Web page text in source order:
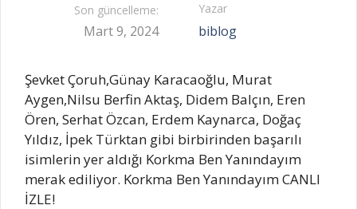
Son güncelleme:
Mart 9, 2024
Yazar
biblog
Şevket Çoruh,Günay Karacaoğlu, Murat
Aygen,Nilsu Berfin Aktaş, Didem Balçın, Eren
Ören, Serhat Özcan, Erdem Kaynarca, Doğaç
Yıldız, İpek Türktan gibi birbirinden başarılı
isimlerin yer aldığı Korkma Ben Yanındayım
merak ediliyor. Korkma Ben Yanındayım CANLI
İZLE!